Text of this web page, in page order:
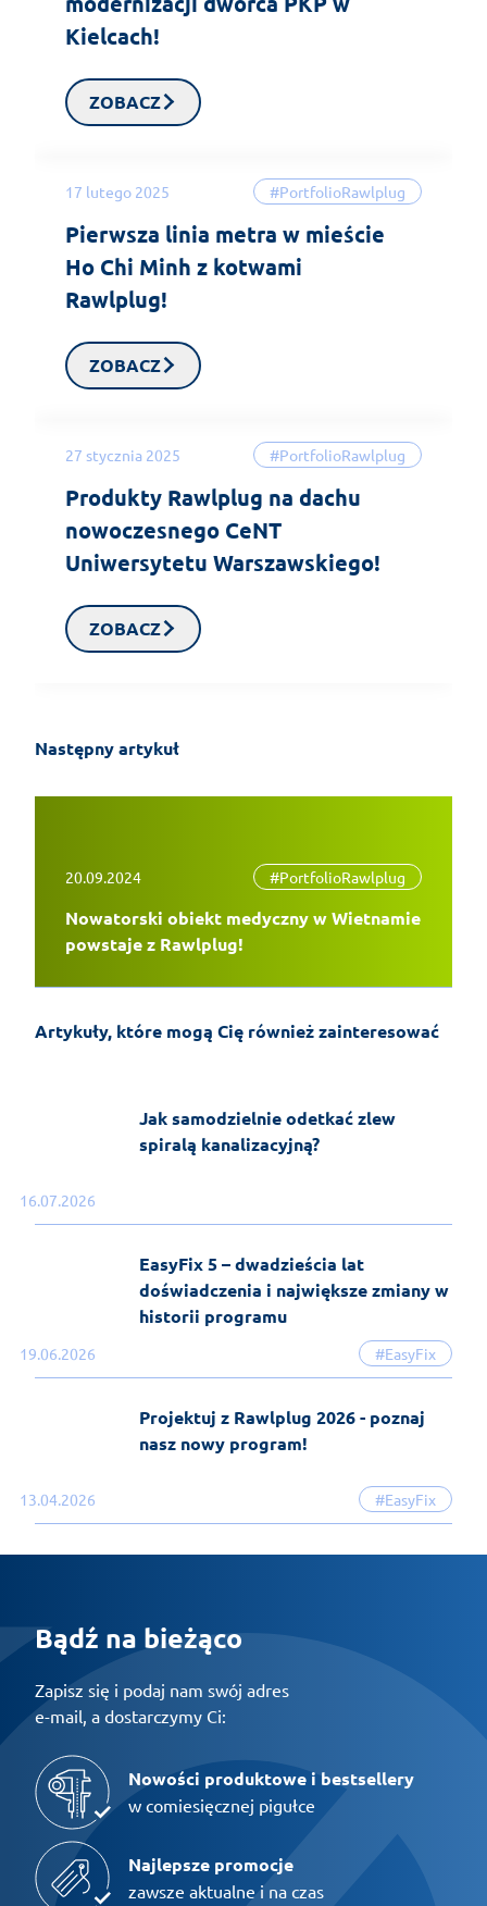
Kielcach!
ZOBACZ
17 lutego 2025 #PortfolioRawlplug
Pierwsza linia metra w mieście
Ho Chi Minh z kotwami
Rawlplug!
ZOBACZ
27 stycznia 2025 #PortfolioRawlplug
Produkty Rawlplug na dachu
nowoczesnego CeNT
Uniwersytetu Warszawskiego!
ZOBACZ
Następny artykuł
20.09.2024 #PortfolioRawlplug
Nowatorski obiekt medyczny w Wietnamie
powstaje z Rawlplug!
Artykuły, które mogą Cię również zainteresować
16.07.2026
Jak samodzielnie odetkać zlew
spiralą kanalizacyjną?
19.06.2026 #EasyFix
EasyFix 5 – dwadzieścia lat
doświadczenia i największe zmiany w
historii programu
13.04.2026 #EasyFix
Projektuj z Rawlplug 2026 - poznaj
nasz nowy program!
Bądź na bieżąco
Zapisz się i podaj nam swój adres
e-mail, a dostarczymy Ci:
Nowości produktowe i bestsellery
w comiesięcznej pigułce
Najlepsze promocje
zawsze aktualne i na czas